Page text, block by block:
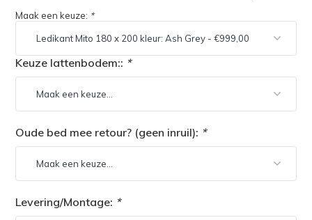
Maak een keuze: *
Keuze lattenbodem:: *
Oude bed mee retour? (geen inruil): *
Levering/Montage: *